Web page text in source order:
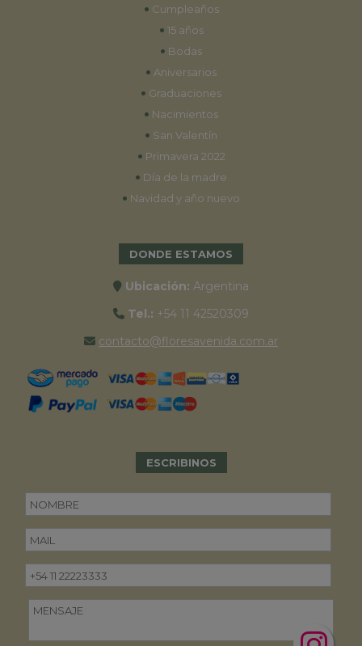
• Cumpleaños
• 15 años
• Bodas
• Aniversarios
• Graduaciones
• Nacimientos
• San Valentín
• Primavera 2022
• Día de la madre
• Navidad y año nuevo
DONDE ESTAMOS
Ubicación: Argentina
Tel.: +54 11 42520309
contacto@floresavenida.com.ar
ESCRIBINOS